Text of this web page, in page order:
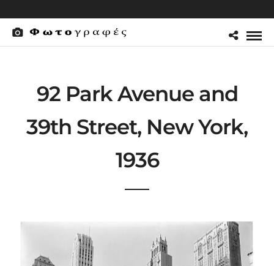
92 Park Avenue and
39th Street, New York,
1936